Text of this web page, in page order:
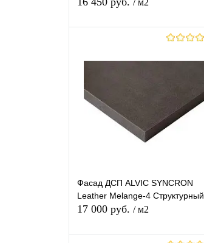
/ м2
В избранное В наличии
Фасад ДСП ALVIC SYNCRON
Leather Melange-4 Структурный
17 000 руб. / м2